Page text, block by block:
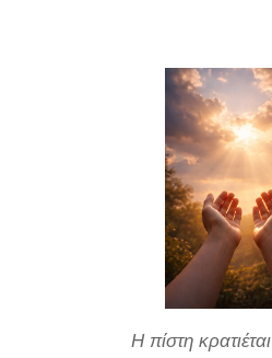
Η πίστη